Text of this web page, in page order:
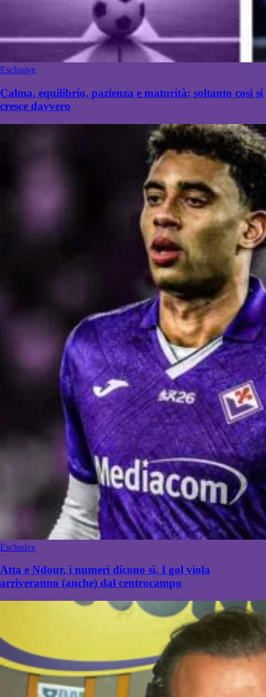
Esclusive
Calma, equilibrio, pazienza e maturità: soltanto così si
cresce davvero
Esclusive
Atta e Ndour, i numeri dicono sì. I gol viola
arriveranno (anche) dal centrocampo